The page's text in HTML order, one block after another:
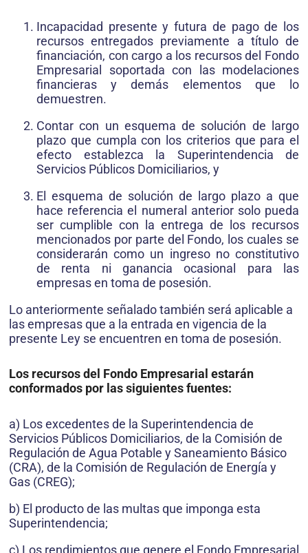
Incapacidad presente y futura de pago de los
recursos entre­gados previamente a título de
financiación, con cargo a los recursos del Fondo
Empresarial soportada con las modelacio­nes
financieras y demás elementos que lo
demuestren.
Contar con un esquema de solución de largo
plazo que cum­pla con los criterios que para el
efecto establezca la Superin­tendencia de
Servicios Públicos Domiciliarios, y
El esquema de solución de largo plazo a que
hace referencia el numeral anterior solo pueda
ser cumplible con la entrega de los recursos
mencionados por parte del Fondo, los cuales se
considerarán como un ingreso no constitutivo
de renta ni ganancia ocasional para las
empresas en toma de posesión.
Lo anteriormente señalado también será aplicable a
las empresas que a la entrada en vigencia de la
presente Ley se encuentren en toma de posesión.
Los recursos del Fondo Empresarial estarán
conformados por las siguientes fuentes:
a) Los excedentes de la Superintendencia de
Servicios Públicos Domiciliarios, de la Comisión de
Regulación de Agua Pota­ble y Saneamiento Básico
(CRA), de la Comisión de Regula­ción de Energía y
Gas (CREG);
b) El producto de las multas que imponga esta
Superintenden­cia;
c) Los rendimientos que genere el Fondo Empresarial